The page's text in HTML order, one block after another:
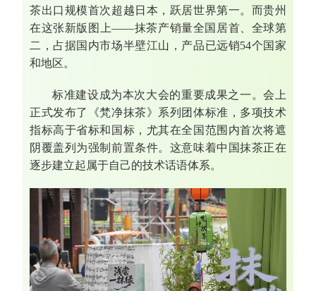
茶出口规模首次超越日本，跃居世界第一。而贵州
在这张新版图上——抹茶产销量全国居首、全球第
二，占据国内市场半壁江山，产品已远销54个国家
和地区。
标准建设成为本次大会的重要成果之一。会上
正式发布了《梵净抹茶》系列团体标准，多项技术
指标高于省标和国标，尤其在全国范围内首次将遮
阴覆盖列为强制前置条件。这意味着中国抹茶正在
逐步建立起属于自己的技术话语体系。